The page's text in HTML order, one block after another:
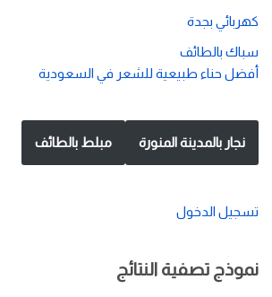
كهربائي بجدة
سباك بالطائف
أفضل حناء طبيعية للشعر في السعودية
نجار بالمدينة المنورة مبلط بالطائف
تسجيل الدخول
نموذج تصفية النتائج